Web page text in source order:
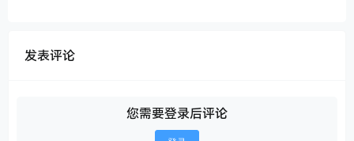
发表评论
您需要登录后评论